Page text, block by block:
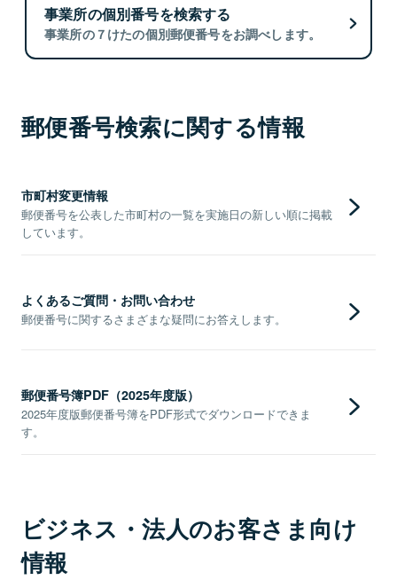
事業所の個別番号を検索する
事業所の７けたの個別郵便番号をお調べします。
郵便番号検索に関する情報
市町村変更情報
郵便番号を公表した市町村の一覧を実施日の新しい順に掲載
しています。
よくあるご質問・お問い合わせ
郵便番号に関するさまざまな疑問にお答えします。
郵便番号簿PDF（2025年度版）
2025年度版郵便番号簿をPDF形式でダウンロードできま
す。
ビジネス・法人のお客さま向け
情報